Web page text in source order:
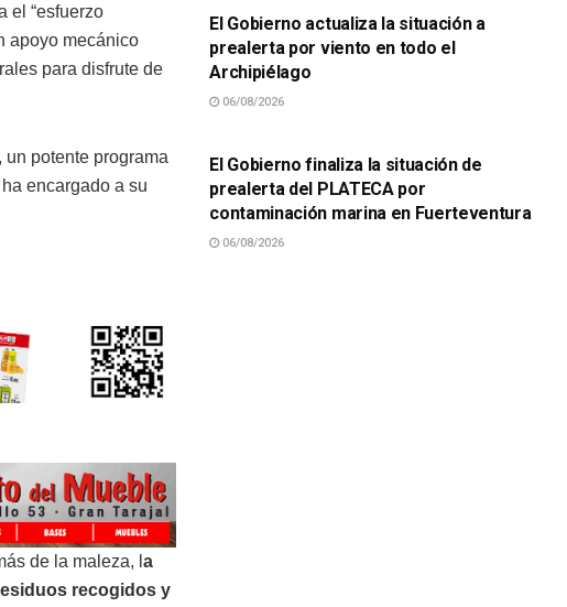
el “esfuerzo
apoyo mecánico
para disfrute de
un potente programa
encargado a su
de la maleza, l a
recogidos y
El Gobierno actualiza la situación a
prealerta por viento en todo el
Archipiélago
06/08/2026
El Gobierno finaliza la situación de
prealerta del PLATECA por
contaminación marina en Fuerteventura
06/08/2026